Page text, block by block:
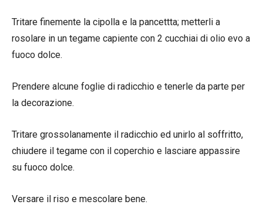
Tritare finemente la cipolla e la pancettta; metterli a
rosolare in un tegame capiente con 2 cucchiai di olio evo a
fuoco dolce.
Prendere alcune foglie di radicchio e tenerle da parte per
la decorazione.
Tritare grossolanamente il radicchio ed unirlo al soffritto,
chiudere il tegame con il coperchio e lasciare appassire
su fuoco dolce.
Versare il riso e mescolare bene.